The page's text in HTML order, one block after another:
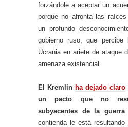
forzándole a aceptar un
porque no afronta las
un profundo
gobierno ruso, que percibe
Ucrania en ariete de ataque
amenaza existencial.
El Kremlin ha dejado claro
un pacto que no
subyacentes de la guerra
contienda le está